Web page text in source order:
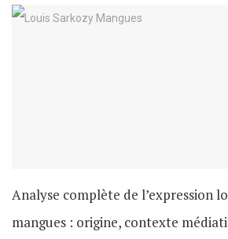
Analyse complète de l’expression
mangues : origine, contexte